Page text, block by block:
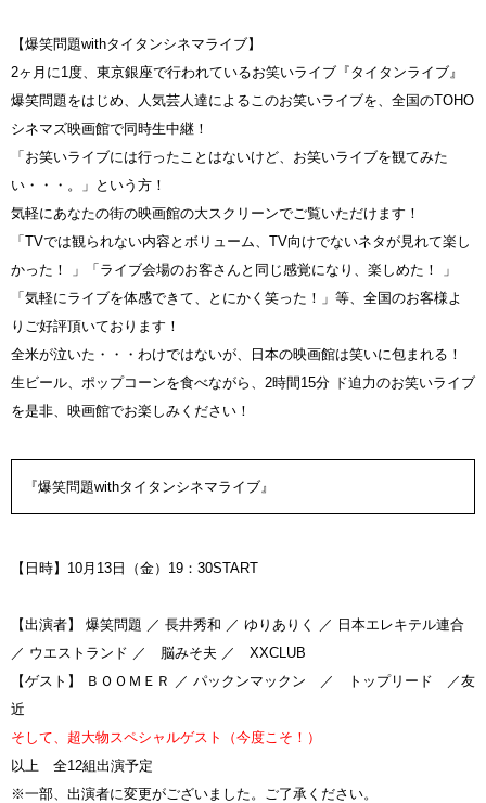
【爆笑問題withタイタンシネマライブ】
2ヶ月に1度、東京銀座で行われているお笑いライブ『タイタンライブ』
爆笑問題をはじめ、人気芸人達によるこのお笑いライブを、全国のTOHO
シネマズ映画館で同時生中継！
「お笑いライブには行ったことはないけど、お笑いライブを観てみた
い・・・。」という方！
気軽にあなたの街の映画館の大スクリーンでご覧いただけます！
「TVでは観られない内容とボリューム、TV向けでないネタが見れて楽し
かった！ 」「ライブ会場のお客さんと同じ感覚になり、楽しめた！ 」
「気軽にライブを体感できて、とにかく笑った！」等、全国のお客様よ
りご好評頂いております！
全米が泣いた・・・わけではないが、日本の映画館は笑いに包まれる！
生ビール、ポップコーンを食べながら、2時間15分 ド迫力のお笑いライブ
を是非、映画館でお楽しみください！
『爆笑問題withタイタンシネマライブ』
【日時】10月13日（金）19：30START
【出演者】 爆笑問題 ／ 長井秀和 ／ ゆりありく ／ 日本エレキテル連合
／ ウエストランド ／ 脳みそ夫 ／ XXCLUB
【ゲスト】 ＢＯＯＭＥＲ ／ パックンマックン ／ トップリード ／友
近
そして、超大物スペシャルゲスト（今度こそ！）
以上 全12組出演予定
※一部、出演者に変更がございました。ご了承ください。